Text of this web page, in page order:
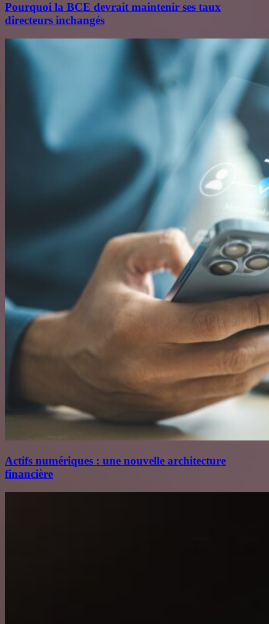
Pourquoi la BCE devrait maintenir ses taux
directeurs inchangés
Actifs numériques : une nouvelle architecture
financière